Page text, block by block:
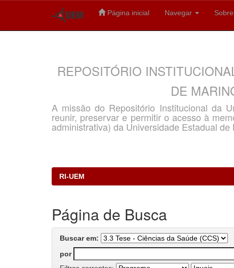
Página inicial Navegar
REPOSITÓRIO
DE
A missão do Repositório Institucional da
reunir, preservar e permitir o acesso à
administrativa) da Universidade Estadual
RI-UEM
Página de Busca
Buscar em:
por